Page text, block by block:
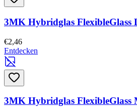
3MK Hybridglas FlexibleGlass
€2,46
Entdecken
3MK Hybridglas FlexibleGlass